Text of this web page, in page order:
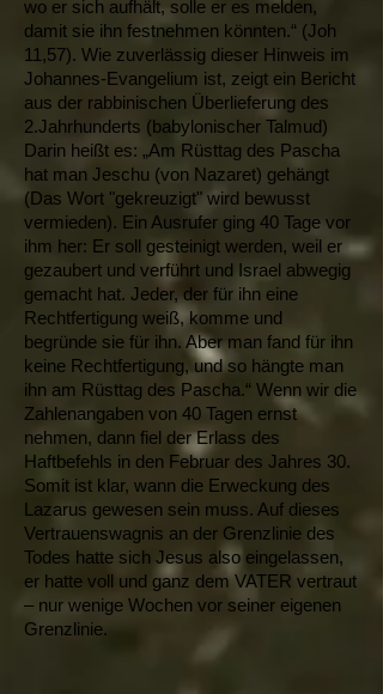
wo er sich aufhält, solle er es melden,
damit sie ihn festnehmen könnten.“ (Joh
11,57). Wie zuverlässig dieser Hinweis im
Johannes-Evangelium ist, zeigt ein Bericht
aus der rabbinischen Überlieferung des
2.Jahrhunderts (babylonischer Talmud)
Darin heißt es: „Am Rüsttag des Pascha
hat man Jeschu (von Nazaret) gehängt
(Das Wort "gekreuzigt" wird bewusst
vermieden). Ein Ausrufer ging 40 Tage vor
ihm her: Er soll gesteinigt werden, weil er
gezaubert und verführt und Israel abwegig
gemacht hat. Jeder, der für ihn eine
Rechtfertigung weiß, komme und
begründe sie für ihn. Aber man fand für ihn
keine Rechtfertigung, und so hängte man
ihn am Rüsttag des Pascha.“ Wenn wir die
Zahlenangaben von 40 Tagen ernst
nehmen, dann fiel der Erlass des
Haftbefehls in den Februar des Jahres 30.
Somit ist klar, wann die Erweckung des
Lazarus gewesen sein muss. Auf dieses
Vertrauenswagnis an der Grenzlinie des
Todes hatte sich Jesus also eingelassen,
er hatte voll und ganz dem VATER vertraut
– nur wenige Wochen vor seiner eigenen
Grenzlinie.